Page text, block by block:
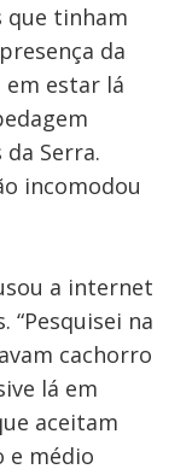
que tinham
da
em estar lá
Serra.
incomodou
a internet
“Pesquisei na
cachorro
lá em
aceitam
e médio